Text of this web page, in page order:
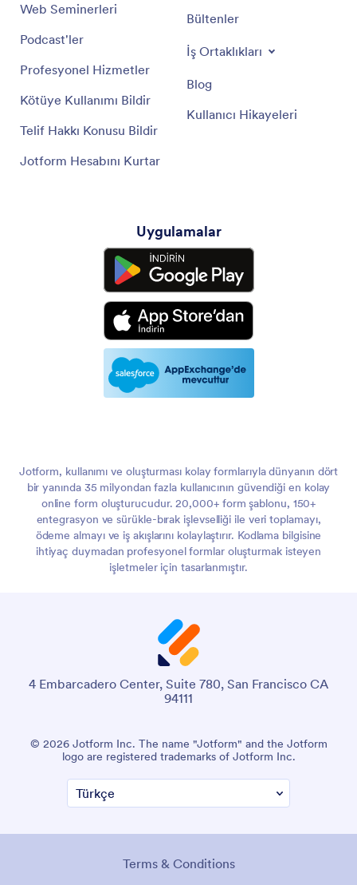
Web Seminerleri
Podcast'ler
Profesyonel Hizmetler
Kötüye Kullanımı Bildir
Telif Hakkı Konusu Bildir
Jotform Hesabını Kurtar
Bültenler
İş Ortaklıkları
Blog
Kullanıcı Hikayeleri
Uygulamalar
Jotform, kullanımı ve oluşturması kolay formlarıyla dünyanın dört
bir yanında 35 milyondan fazla kullanıcının güvendiği en kolay
online form oluşturucudur. 20,000+ form şablonu, 150+
entegrasyon ve sürükle-bırak işlevselliği ile veri toplamayı,
ödeme almayı ve iş akışlarını kolaylaştırır. Kodlama bilgisine
ihtiyaç duymadan profesyonel formlar oluşturmak isteyen
işletmeler için tasarlanmıştır.
4 Embarcadero Center, Suite 780, San Francisco CA
94111
© 2026 Jotform Inc. "Jotform" adı ve Jotform logosu, Jotform
Inc.'nin tescilli ticari markalarıdır.
Şartlar ve Koşullar